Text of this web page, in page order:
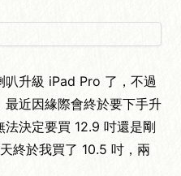
叭升級 iPad Pro 了，不過
近因緣際會終於要下手升
決定要買 12.9 吋還是剛
終於我買了 10.5 吋，兩